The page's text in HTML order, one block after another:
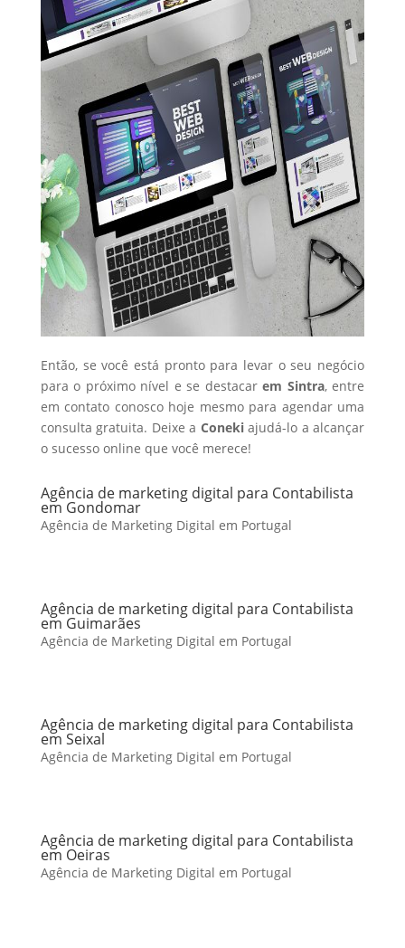
Então, se você está pronto para levar o seu negócio
para o próximo nível e se destacarem Sintra, entre
em contato conosco hoje mesmo para agendar uma
consulta gratuita. Deixe a Conekiajudá-lo a alcançar
o sucesso online que você merece!
Agência de marketing digital para Contabilista
em Gondomar
Agência de Marketing Digital em Portugal
Agência de marketing digital para Contabilista
em Guimarães
Agência de Marketing Digital em Portugal
Agência de marketing digital para Contabilista
em Seixal
Agência de Marketing Digital em Portugal
Agência de marketing digital para Contabilista
em Oeiras
Agência de Marketing Digital em Portugal